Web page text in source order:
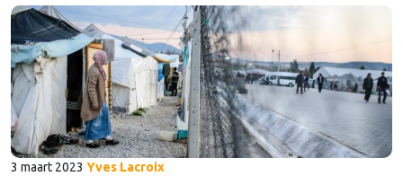
3 maart 2023 Yves Lacroix